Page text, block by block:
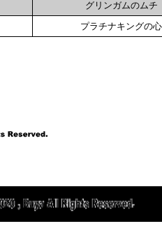
グリンガムのムチ
プラチナキングの心